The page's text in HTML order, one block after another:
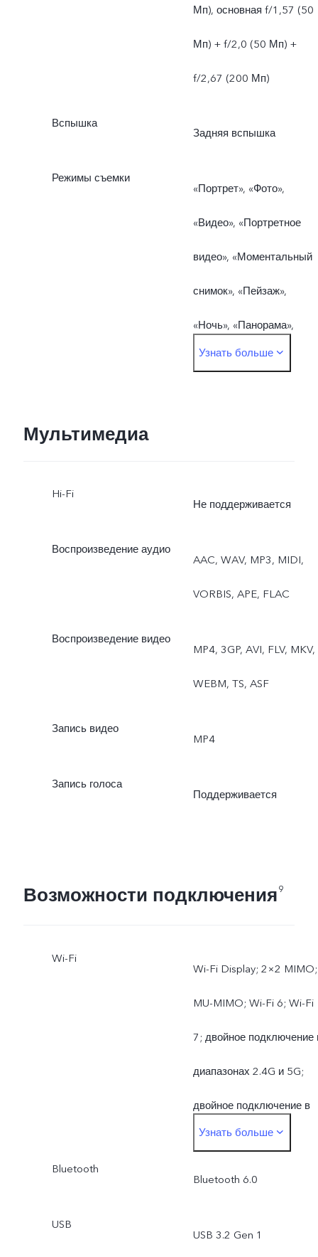
Мп), основная f/1,57 (50
Мп) + f/2,0 (50 Мп) +
f/2,67 (200 Мп)
Вспышка
Задняя вспышка
Режимы съемки
«Портрет», «Фото»,
«Видео», «Портретное
видео», «Моментальный
снимок», «Пейзаж»,
«Ночь», «Панорама»,
«Документ в Ultra HD»,
Узнать больше
Мультимедиа
Hi-Fi
Не поддерживается
Воспроизведение аудио
AAC, WAV, MP3, MIDI,
VORBIS, APE, FLAC
Воспроизведение видео
MP4, 3GP, AVI, FLV, MKV,
WEBM, TS, ASF
Запись видео
MP4
Запись голоса
Поддерживается
Возможности подключения9
Wi-Fi
Wi-Fi Display; 2×2 MIMO;
MU-MIMO; Wi-Fi 6; Wi-Fi
7; двойное подключение
диапазонах 2.4G и 5G;
двойное подключение в
диапазонах 2.4G и 6G
Узнать больше
Bluetooth
Bluetooth 6.0
USB
USB 3.2 Gen 1